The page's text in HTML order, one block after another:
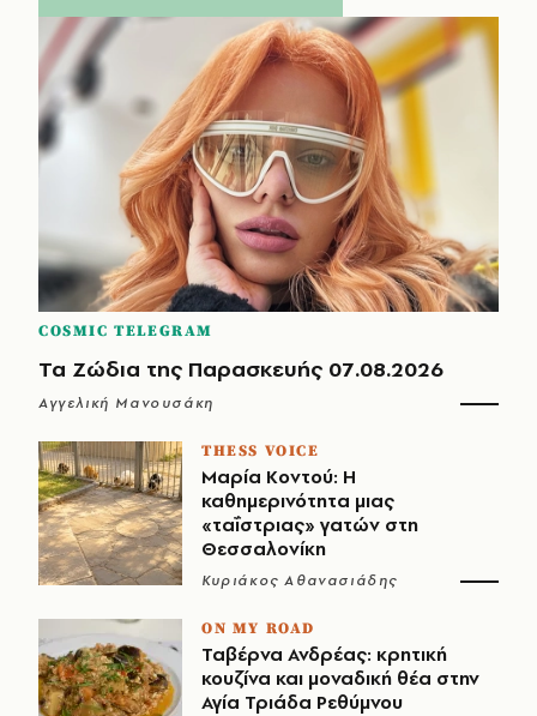
COSMIC TELEGRAM
Τα Ζώδια της Παρασκευής 07.08.2026
Αγγελική Μανουσάκη
THESS VOICE
Μαρία Κοντού: Η
καθημερινότητα μιας
«ταΐστριας» γατών στη
Θεσσαλονίκη
Κυριάκος Αθανασιάδης
ON MY ROAD
Ταβέρνα Ανδρέας: κρητική
κουζίνα και μοναδική θέα στην
Αγία Τριάδα Ρεθύμνου